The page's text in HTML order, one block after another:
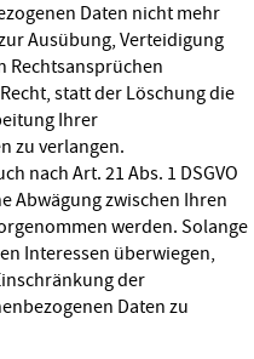
Daten nicht mehr
Ausübung, Verteidigung
Rechtsansprüchen
statt der Löschung die
Ihrer
zu verlangen.
nach Art. 21 Abs. 1 DSGVO
Abwägung zwischen Ihren
werden. Solange
Interessen überwiegen,
der
Daten zu